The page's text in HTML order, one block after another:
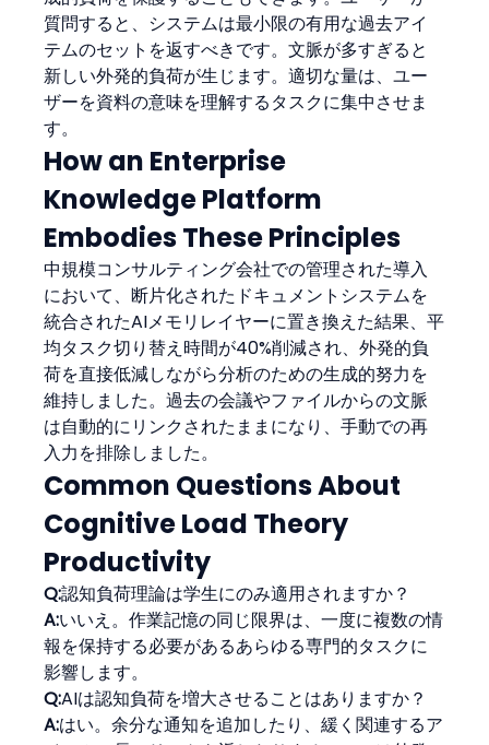
質問すると、システムは最小限の有用な過去アイ
テムのセットを返すべきです。文脈が多すぎると
新しい外発的負荷が生じます。適切な量は、ユー
ザーを資料の意味を理解するタスクに集中させま
す。
How an Enterprise
Knowledge Platform
Embodies These Principles
中規模コンサルティング会社での管理された導入
において、断片化されたドキュメントシステムを
統合されたAIメモリレイヤーに置き換えた結果、平
均タスク切り替え時間が40%削減され、外発的負
荷を直接低減しながら分析のための生成的努力を
維持しました。過去の会議やファイルからの文脈
は自動的にリンクされたままになり、手動での再
入力を排除しました。
Common Questions About
Cognitive Load Theory
Productivity
Q:認知負荷理論は学生にのみ適用されますか？
A:いいえ。作業記憶の同じ限界は、一度に複数の情
報を保持する必要があるあらゆる専門的タスクに
影響します。
Q:AIは認知負荷を増大させることはありますか？
A:はい。余分な通知を追加したり、緩く関連するア